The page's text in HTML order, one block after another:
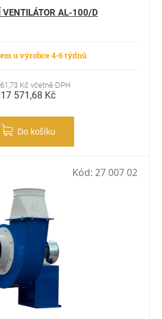
VENTILÁTOR AL-100/D
u výrobce 4-6 týdnů
Kč včetně DPH
17 571,68 Kč
Do košíku
Kód: 27 007 02